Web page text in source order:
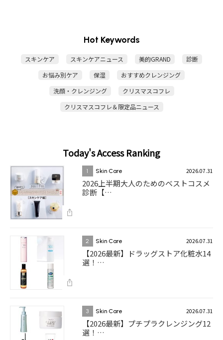
Hot Keywords
スキンケア スキンケアニュース 美的GRAND
診断
お悩み別ケア
保湿
おすすめクレンジング
洗顔・クレンジング
クリスマスコフレ
クリスマスコフレ＆限定品ニュース
Today's Access Ranking
1 Skin Care 2026.07.31
2026上半期大人のためのベストコスメ
診断【…
2 Skin Care 2026.07.31
【2026最新】ドラッグストア化粧水14
選！…
3 Skin Care 2026.07.31
【2026最新】プチプラクレンジング12
選！…